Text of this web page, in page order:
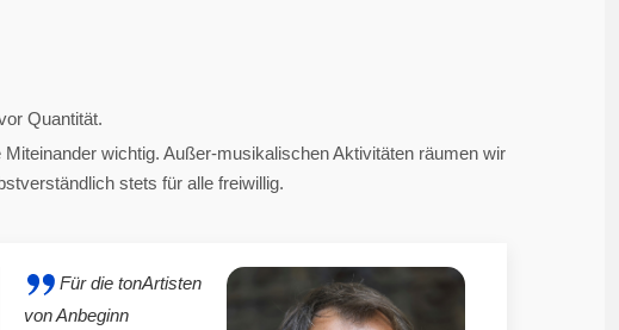
Quantität.
wichtig. Außer-musikalischen Aktivitäten räumen wir
stets für alle freiwillig.
Für die tonArtisten
von Anbeginn